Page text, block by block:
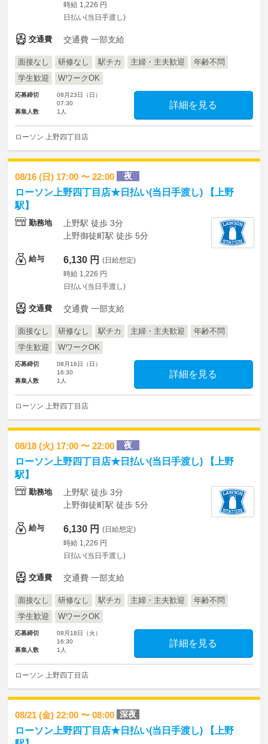
時給 1,226 円
日払い(当日手渡し)
交通費 交通費 一部支給
面接なし 研修なし 駅チカ 主婦・主夫歓迎
年齢不問
学生歓迎
WワークOK
応募締切
08月23日（日）
07:30
募集人数
1人
詳細を見る
ローソン 上野四丁目店
08/16 (日) 17:00 〜 22:00 夜
ローソン上野四丁目店★日払い(当日手渡し) 【上野
駅】
勤務地
上野駅 徒歩 3分
上野御徒町駅 徒歩 5分
給与 6,130 円 (日給想定)
時給 1,226 円
日払い(当日手渡し)
交通費 交通費 一部支給
面接なし 研修なし 駅チカ 主婦・主夫歓迎
年齢不問
学生歓迎
WワークOK
応募締切
08月16日（日）
16:30
募集人数
1人
詳細を見る
ローソン 上野四丁目店
08/18 (火) 17:00 〜 22:00 夜
ローソン上野四丁目店★日払い(当日手渡し) 【上野
駅】
勤務地
上野駅 徒歩 3分
上野御徒町駅 徒歩 5分
給与 6,130 円 (日給想定)
時給 1,226 円
日払い(当日手渡し)
交通費 交通費 一部支給
面接なし 研修なし 駅チカ 主婦・主夫歓迎
年齢不問
学生歓迎
WワークOK
応募締切
08月18日（火）
16:30
募集人数
1人
詳細を見る
ローソン 上野四丁目店
08/21 (金) 22:00 〜 08:00 深夜
ローソン上野四丁目店★日払い(当日手渡し) 【上野